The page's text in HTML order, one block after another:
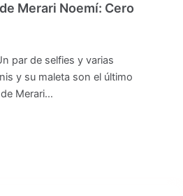
Merari Noemí: Cero
par de selfies y varias
y su maleta son el último
Merari…